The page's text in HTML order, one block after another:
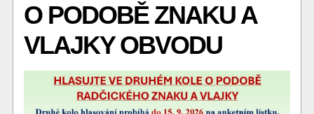
O PODOBĚ ZNAKU A
VLAJKY OBVODU